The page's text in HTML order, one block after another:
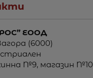
ЕООД
(6000)
№9, магазин №10